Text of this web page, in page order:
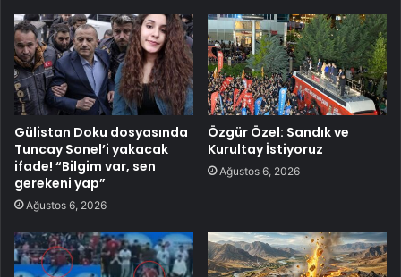
Gülistan Doku dosyasında
Tuncay Sonel’i yakacak
ifade! “Bilgim var, sen
gerekeni yap”
Ağustos 6, 2026
Özgür Özel: Sandık ve
Kurultay İstiyoruz
Ağustos 6, 2026